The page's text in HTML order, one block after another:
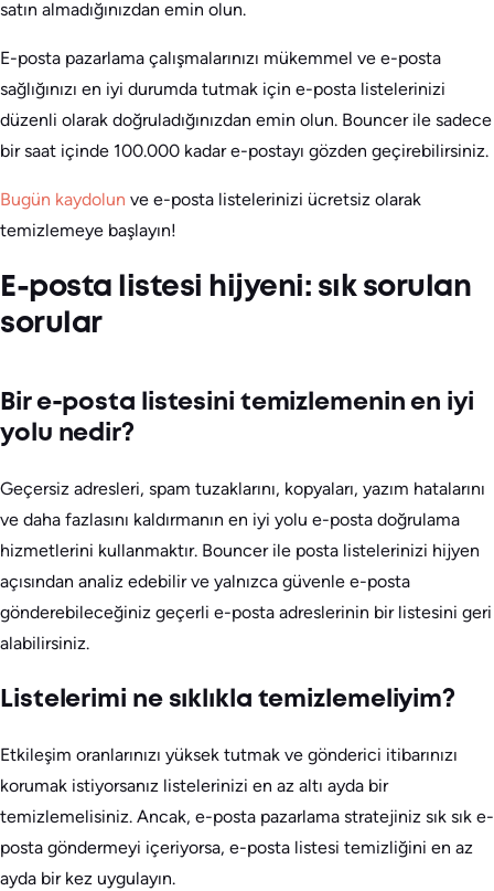
satın almadığınızdan emin olun.
E-posta pazarlama çalışmalarınızı mükemmel ve e-posta
sağlığınızı en iyi durumda tutmak için e-posta listelerinizi
düzenli olarak doğruladığınızdan emin olun. Bouncer ile sadece
bir saat içinde 100.000 kadar e-postayı gözden geçirebilirsiniz.
Bugün kaydolun ve e-posta listelerinizi ücretsiz olarak
temizlemeye başlayın!
E-posta listesi hijyeni: sık sorulan
sorular
Bir e-posta listesini temizlemenin en iyi
yolu nedir?
Geçersiz adresleri, spam tuzaklarını, kopyaları, yazım hatalarını
ve daha fazlasını kaldırmanın en iyi yolu e-posta doğrulama
hizmetlerini kullanmaktır. Bouncer ile posta listelerinizi hijyen
açısından analiz edebilir ve yalnızca güvenle e-posta
gönderebileceğiniz geçerli e-posta adreslerinin bir listesini geri
alabilirsiniz.
Listelerimi ne sıklıkla temizlemeliyim?
Etkileşim oranlarınızı yüksek tutmak ve gönderici itibarınızı
korumak istiyorsanız listelerinizi en az altı ayda bir
temizlemelisiniz. Ancak, e-posta pazarlama stratejiniz sık sık e-
posta göndermeyi içeriyorsa, e-posta listesi temizliğini en az
ayda bir kez uygulayın.